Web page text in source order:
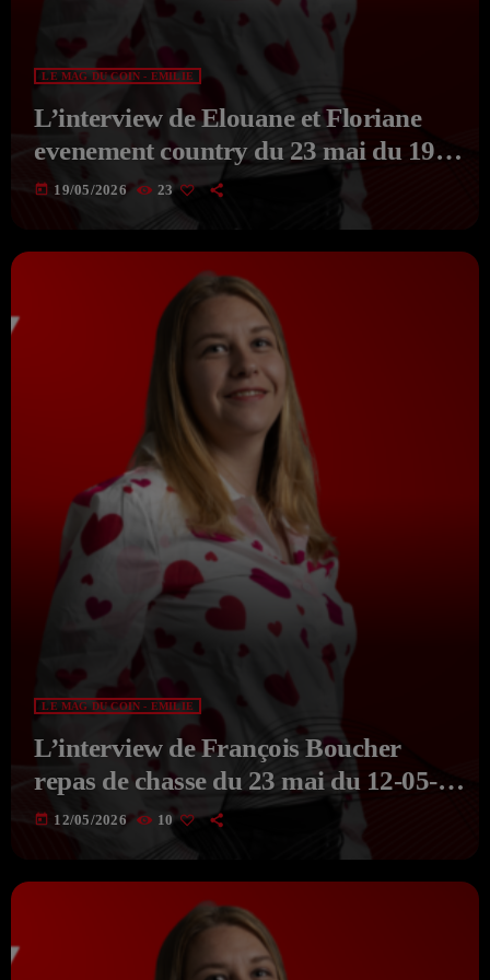
LE MAG DU COIN - EMILIE
L’interview de Elouane et Floriane
evenement country du 23 mai du 19-
05-2026 du MAG DU COIN Avec
today 19/05/2026 23
LE MAG DU COIN - EMILIE
L’interview de François Boucher
repas de chasse du 23 mai du 12-05-
2026 du MAG DU COIN Avec
today 12/05/2026 10